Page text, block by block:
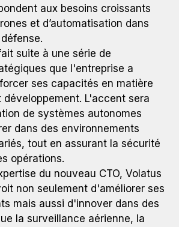
aux besoins croissants
et d’automatisation dans
suite à une série de
que l'entreprise a
ses capacités en matière
L'accent sera
de systèmes autonomes
dans des environnements
tout en assurant la sécurité
opérations.
du nouveau CTO, Volatus
non seulement d'améliorer ses
mais aussi d'innover dans des
la surveillance aérienne, la